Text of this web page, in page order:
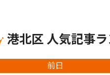
港北区 人気記事
前日